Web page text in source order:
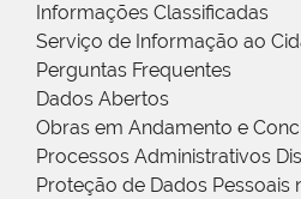
Informações Classificadas
Serviço de Informação ao
Perguntas Frequentes
Dados Abertos
Obras em Andamento e
Processos Administrativos
Proteção de Dados Pessoais